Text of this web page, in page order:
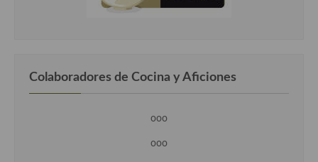
Colaboradores de Cocina y Aficiones
ooo
ooo